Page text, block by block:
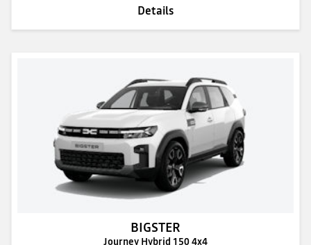
Details
BIGSTER
Journey Hybrid 150 4x4